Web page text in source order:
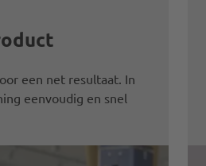
een net resultaat. In
eenvoudig en snel